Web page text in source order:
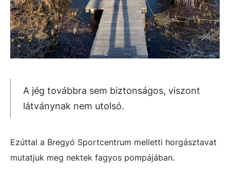
A jég továbbra sem biztonságos, viszont
látványnak nem utolsó.
Ezúttal a Bregyó Sportcentrum melletti horgásztavat
mutatjuk meg nektek fagyos pompájában.